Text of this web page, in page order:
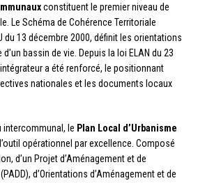
constituent le premier niveau de
Le Schéma de Cohérence Territoriale
du 13 décembre 2000, définit les orientations
bassin de vie. Depuis la loi ELAN du 23
a été renforcé, le positionnant
nationales et les documents locaux
intercommunal, le Plan Local d’Urbanisme
opérationnel par excellence. Composé
d’un Projet d’Aménagement et de
d’Orientations d’Aménagement et de